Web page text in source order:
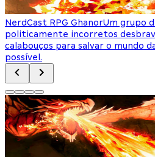
NerdCast RPG GhanorUm grupo
politicamente incorretos
calabouços para salvar o mundo
possível.